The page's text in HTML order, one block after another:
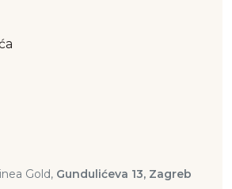
Gold, Gundulićeva 13, Zagreb